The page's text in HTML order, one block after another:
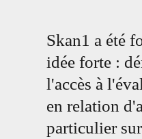
Skan1 a été
idée forte :
l'accès à
en relation
particulier